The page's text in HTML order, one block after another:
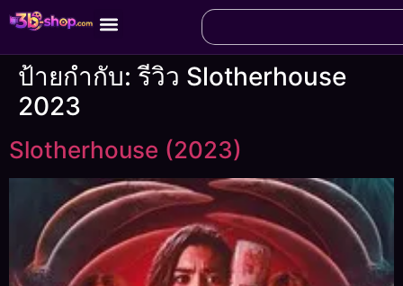
ป้ายกำกับ:รีวิว Slotherhouse
2023
Slotherhouse (2023)